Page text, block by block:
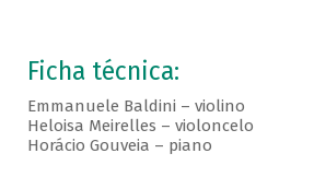
Ficha técnica:
Emmanuele Baldini – violino
Heloisa Meirelles – violoncelo
Horácio Gouveia – piano